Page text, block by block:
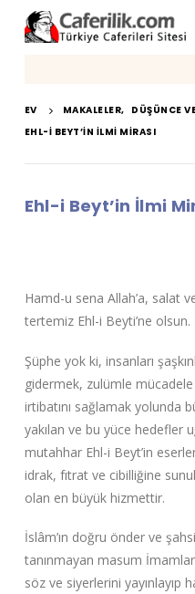
EV MAKALELER, DÜŞÜNCE
EHL-I BEYT’IN İLMI MIRASI
Ehl-i Beyt’in İlmi
Hamd-u sena Allah’a, salat
tertemiz Ehl-i Beyti’ne olsun.
Şüphe yok ki, insanları
gidermek, zulümle mücadele
irtibatını sağlamak yolunda
yakılan ve bu yüce hedefler
mutahhar Ehl-i Beyt’in
idrak, fıtrat ve cibilliğine
olan en büyük hizmettir.
İslâm’ın doğru önder ve
tanınmayan masum
söz ve siyerlerini yayınlayıp